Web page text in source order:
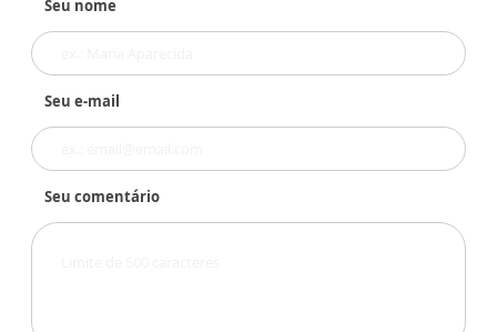
Seu nome
Seu e-mail
Seu comentário